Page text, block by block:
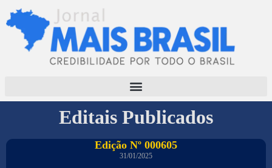
Editais Publicados
Edição Nº 000605
31/01/2025